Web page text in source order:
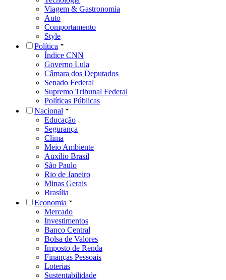
Viagem & Gastronomia
Auto
Comportamento
Style
Política
Índice CNN
Governo Lula
Câmara dos Deputados
Senado Federal
Supremo Tribunal Federal
Políticas Públicas
Nacional
Educação
Segurança
Clima
Meio Ambiente
Auxílio Brasil
São Paulo
Rio de Janeiro
Minas Gerais
Brasília
Economia
Mercado
Investimentos
Banco Central
Bolsa de Valores
Imposto de Renda
Finanças Pessoais
Loterias
Sustentabilidade